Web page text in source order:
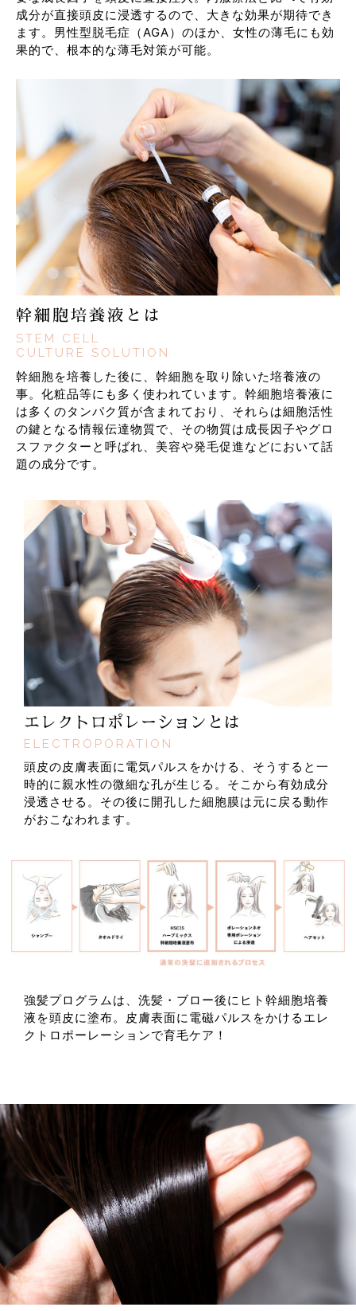
成分が直接頭皮に浸透するので、大きな効果が期待でき
ます。男性型脱毛症（AGA）のほか、女性の薄毛にも効
果的で、根本的な薄毛対策が可能。
幹細胞培養液とは
STEM CELL
CULTURE SOLUTION
幹細胞を培養した後に、幹細胞を取り除いた培養液の
事。化粧品等にも多く使われています。幹細胞培養液に
は多くのタンパク質が含まれており、それらは細胞活性
の鍵となる情報伝達物質で、その物質は成長因子やグロ
スファクターと呼ばれ、美容や発毛促進などにおいて話
題の成分です。
エレクトロポレーションとは
ELECTROPORATION
頭皮の皮膚表面に電気パルスをかける、そうすると一
時的に親水性の微細な孔が生じる。そこから有効成分
浸透させる。その後に開孔した細胞膜は元に戻る動作
がおこなわれます。
強髪プログラムは、洗髪・ブロー後にヒト幹細胞培養
液を頭皮に塗布。皮膚表面に電磁パルスをかけるエレ
クトロポーレーションで育毛ケア！